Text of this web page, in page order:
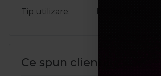
Tip utilizare
Profesional
Ce spun clientii